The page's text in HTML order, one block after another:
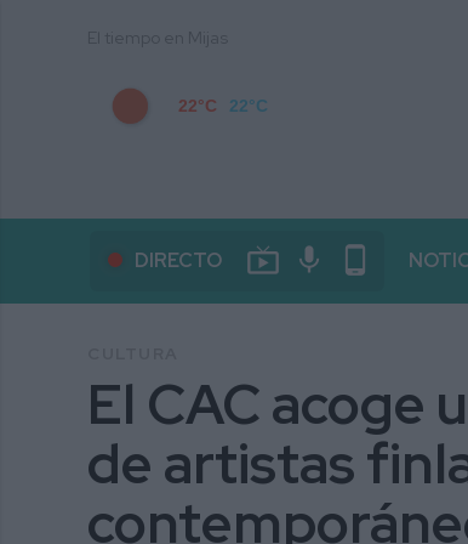
22°C 22°C
DIRECTO live_tv mic phone_android
El CAC acoge
de artistas